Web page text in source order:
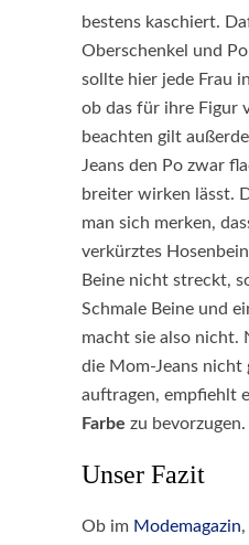
bestens kaschiert.
Oberschenkel und
sollte hier jede Frau
ob das für ihre Figur
beachten gilt
Jeans den Po zwar
breiter wirken lässt.
man sich merken,
verkürztes
Beine nicht streckt,
Schmale Beine und
macht sie also nicht.
die Mom-Jeans nicht
auftragen, empfiehlt
Farbe zu bevorzugen.
Unser Fazit
Ob im Modemagazin